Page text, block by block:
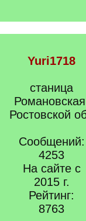
Yuri1718
станица
Ростовской
Сообщений:
4253
На сайте с
2015 г.
Рейтинг:
8763